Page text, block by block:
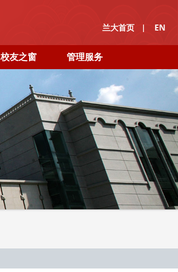
兰大首页 | EN
校友之窗 管理服务